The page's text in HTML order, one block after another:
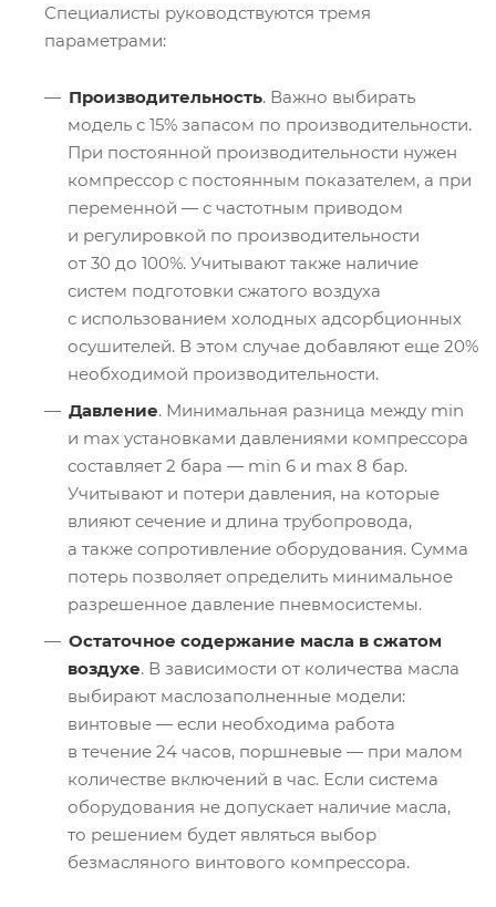
Специалисты руководствуются тремя
параметрами:
Производительность. Важно выбирать
модель с 15% запасом по производительности.
При постоянной производительности нужен
компрессор с постоянным показателем, а при
переменной — с частотным приводом
и регулировкой по производительности
от 30 до 100%. Учитывают также наличие
систем подготовки сжатого воздуха
с использованием холодных адсорбционных
осушителей. В этом случае добавляют еще 20%
необходимой производительности.
Давление. Минимальная разница между min
и max установками давлениями компрессора
составляет 2 бара — min 6 и max 8 бар.
Учитывают и потери давления, на которые
влияют сечение и длина трубопровода,
а также сопротивление оборудования. Сумма
потерь позволяет определить минимальное
разрешенное давление пневмосистемы.
Остаточное содержание масла в сжатом
воздухе. В зависимости от количества масла
выбирают маслозаполненные модели:
винтовые — если необходима работа
в течение 24 часов, поршневые — при малом
количестве включений в час. Если система
оборудования не допускает наличие масла,
то решением будет являться выбор
безмасляного винтового компрессора.